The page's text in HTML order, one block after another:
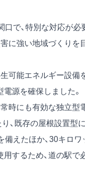
口で、特別な対応が
に強い地域づくりを
可能エネルギー設備
源を確保しました。
時にも有効な独立型
、既存の屋根設置型
えたほか、30キロ
するため、道の駅で